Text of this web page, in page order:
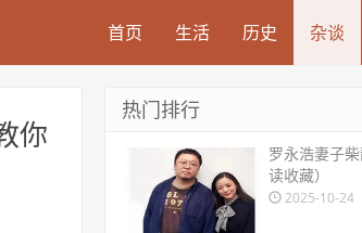
首页 生活 历史 杂谈
你
热门排行
罗永浩妻子
读收藏）
2025-10-24